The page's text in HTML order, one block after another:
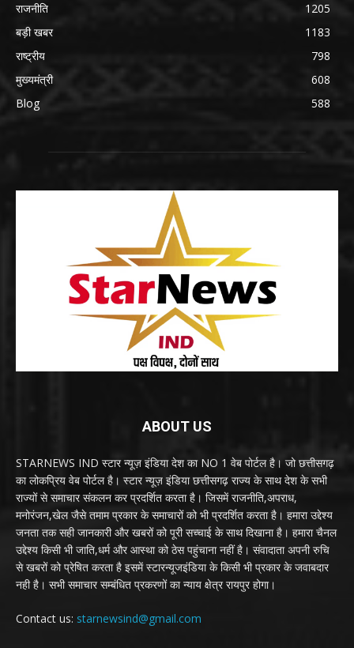
राजनीति
1205
बड़ी खबर
1183
राष्ट्रीय
798
मुख्यमंत्री
608
Blog
588
ABOUT US
STARNEWS IND स्टार न्यूज़ इंडिया देश का NO 1 वेब पोर्टल है। जो छत्तीसगढ़
का लोकप्रिय वेब पोर्टल है। स्टार न्यूज़ इंडिया छत्तीसगढ़ राज्य के साथ देश के सभी
राज्यों से समाचार संकलन कर प्रदर्शित करता है। जिसमें राजनीति,अपराध,
मनोरंजन,खेल जैसे तमाम प्रकार के समाचारों को भी प्रदर्शित करता है। हमारा उद्देश्य
जनता तक सही जानकारी और खबरों को पूरी सच्चाई के साथ दिखाना है। हमारा चैनल
उद्देश्य किसी भी जाति,धर्म और आस्था को ठेस पहुंचाना नहीं है। संवादाता अपनी रुचि
से खबरों को प्रेषित करता है इसमें स्टारन्यूजइंडिया के किसी भी प्रकार के जवाबदार
नही है। सभी समाचार सम्बंधित प्रकरणों का न्याय क्षेत्र रायपुर होगा।
Contact us: starnewsind@gmail.com